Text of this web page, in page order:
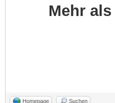
Mehr
Homepage Suchen